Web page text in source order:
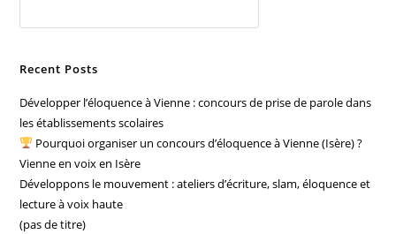
Recent Posts
Développer l’éloquence à Vienne : concours de prise de parole dans
les établissements scolaires
Pourquoi organiser un concours d’éloquence à Vienne (Isère) ?
Vienne en voix en Isère
Développons le mouvement : ateliers d’écriture, slam, éloquence et
lecture à voix haute
(pas de titre)